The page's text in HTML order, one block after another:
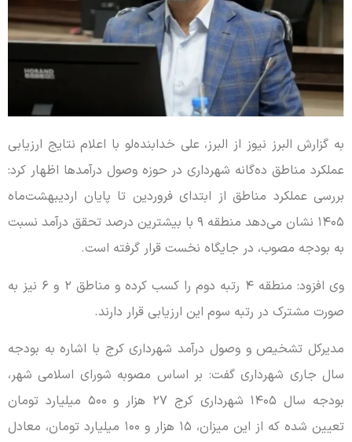
به گزارش البرز نیوز از البرز، علی خدابنده‌لو با اعلام نتایج ارزیابی
عملکرد مناطق ده‌گانه شهرداری در حوزه وصول درآمدها اظهار کرد:
بررسی عملکرد مناطق از ابتدای فروردین تا پایان اردیبهشت‌ماه
۱۴۰۵ نشان می‌دهد منطقه ۹ با بیشترین درصد تحقق درآمد نسبت
به بودجه مصوب، در جایگاه نخست قرار گرفته است.
وی افزود: منطقه ۴ رتبه دوم را کسب کرده و مناطق ۲ و ۶ نیز به
صورت مشترک در رتبه سوم این ارزیابی قرار دارند.
مدیرکل تشخیص و وصول درآمد شهرداری کرج با اشاره به بودجه
سال جاری شهرداری گفت: بر اساس مصوبه شورای اسلامی شهر،
بودجه سال ۱۴۰۵ شهرداری کرج ۲۷ هزار و ۵۰۰ میلیارد تومان
تعیین شده که از این میزان، ۱۵ هزار و ۱۰۰ میلیارد تومان، معادل